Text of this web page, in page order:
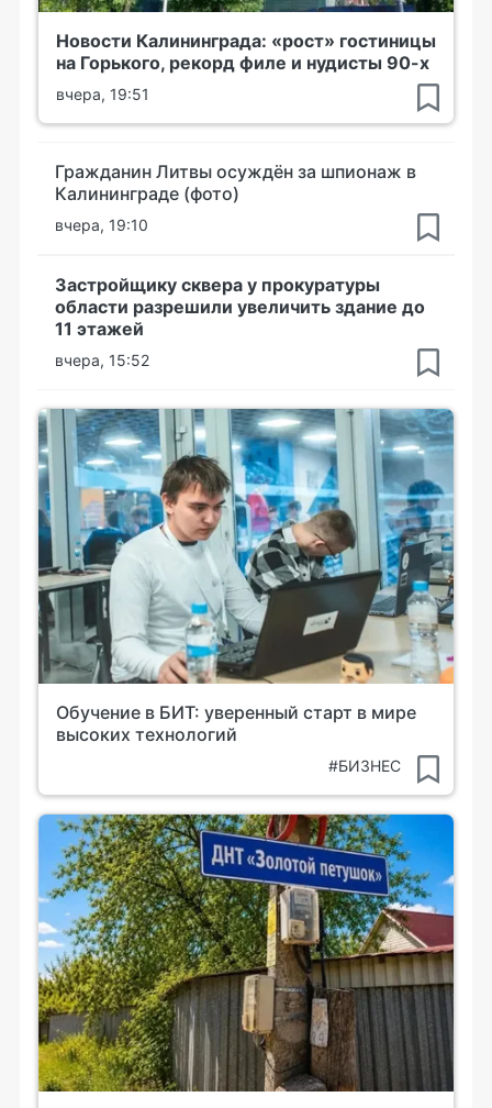
Новости Калининграда: «рост» гостиницы
на Горького, рекорд филе и нудисты 90-х
вчера, 19:51
Гражданин Литвы осуждён за шпионаж в
Калининграде (фото)
вчера, 19:10
Застройщику сквера у прокуратуры
области разрешили увеличить здание до
11 этажей
вчера, 15:52
Обучение в БИТ: уверенный старт в мире
высоких технологий
#БИЗНЕС